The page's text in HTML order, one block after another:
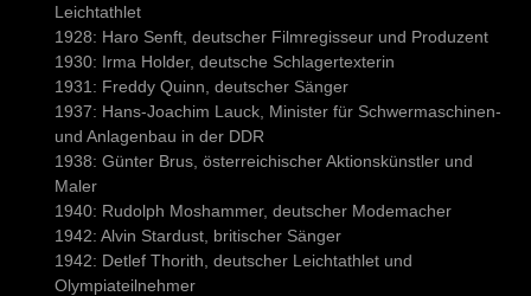
Leichtathlet
1928: Haro Senft, deutscher Filmregisseur und Produzent
1930: Irma Holder, deutsche Schlagertexterin
1931: Freddy Quinn, deutscher Sänger
1937: Hans-Joachim Lauck, Minister für Schwermaschinen-
und Anlagenbau in der DDR
1938: Günter Brus, österreichischer Aktionskünstler und
Maler
1940: Rudolph Moshammer, deutscher Modemacher
1942: Alvin Stardust, britischer Sänger
1942: Detlef Thorith, deutscher Leichtathlet und
Olympiateilnehmer